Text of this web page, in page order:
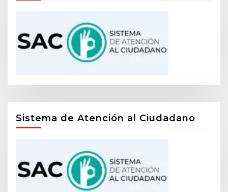
Sistema de Atención al Ciudadano